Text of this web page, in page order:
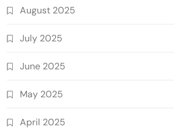
August 2025
July 2025
June 2025
May 2025
April 2025